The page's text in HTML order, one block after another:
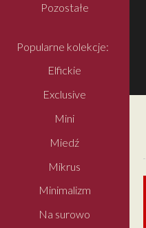
Pozostałe
Popularne kolekcje:
Elfickie
Exclusive
Mini
Miedź
Mikrus
Minimalizm
Na surowo